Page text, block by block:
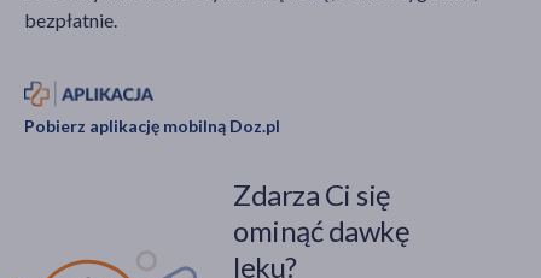
bezpłatnie.
Pobierz aplikację mobilną Doz.pl
Zdarza Ci się
ominąć dawkę
leku?